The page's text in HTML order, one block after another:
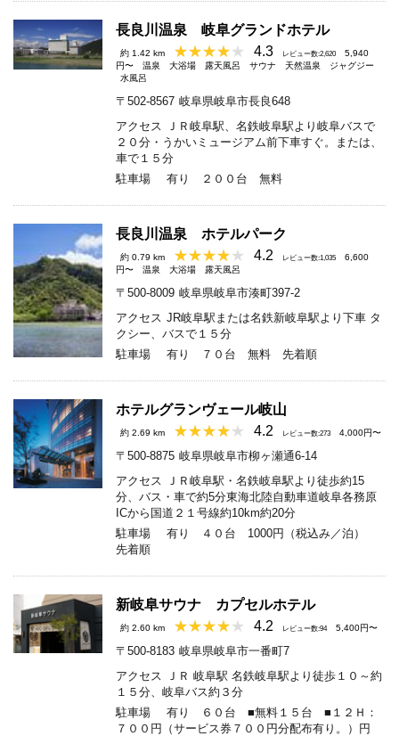
長良川温泉 岐阜グランドホテル
約 1.42 km 4.3 レビュー数:2,620
5,940
円〜
温泉 大浴場 露天風呂 サウナ 天然温泉
ジャグジー
水風呂
〒502-8567 岐阜県岐阜市長良648
アクセス
ＪＲ岐阜駅、名鉄岐阜駅より岐阜バスで
２０分・うかいミュージアム前下車すぐ。または、
車で１５分
駐車場
有り ２００台 無料
長良川温泉 ホテルパーク
約 0.79 km 4.2 レビュー数:1,035
6,600
円〜
温泉 大浴場 露天風呂
〒500-8009 岐阜県岐阜市湊町397-2
アクセス JR岐阜駅または名鉄新岐阜駅より下車 タ
クシー、バスで１５分
駐車場
有り ７０台 無料 先着順
ホテルグランヴェール岐山
約 2.69 km 4.2 レビュー数:273 4,000円〜
〒500-8875 岐阜県岐阜市柳ヶ瀬通6-14
アクセス
ＪＲ岐阜駅・名鉄岐阜駅より徒歩約15
分、バス・車で約5分東海北陸自動車道岐阜各務原
ICから国道２１号線約10km約20分
駐車場
有り ４０台 1000円（税込み／泊）
先着順
新岐阜サウナ カプセルホテル
約 2.60 km 4.2 レビュー数:94 5,400円〜
〒500-8183 岐阜県岐阜市一番町7
アクセス
ＪＲ 岐阜駅 名鉄岐阜駅より徒歩１０～約
１５分、岐阜バス約３分
駐車場
有り ６０台 ■無料１５台 ■１２Ｈ：
７００円（サービス券７００円分配布有り。）円